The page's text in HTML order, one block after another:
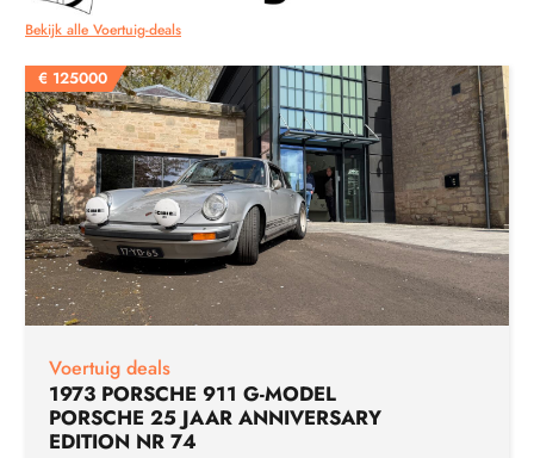
Bekijk alle Voertuig-deals
€ 125000
Voertuig deals
1973 PORSCHE 911 G-MODEL
PORSCHE 25 JAAR ANNIVERSARY
EDITION NR 74